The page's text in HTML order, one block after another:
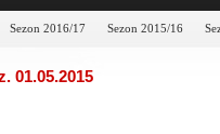
Sezon 2016/17 Sezon 2015/16
01.05.2015